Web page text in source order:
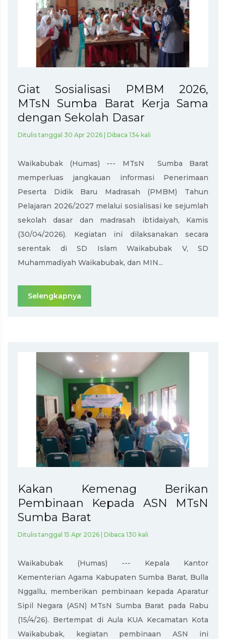
Giat Sosialisasi PMBM 2026,
MTsN Sumba Barat Kerja Sama
dengan Sekolah Dasar
Ditulis tanggal 30 Apr 2026 | Dibaca 134 kali
Waikabubak (Humas) --- MTsN Sumba Barat
memperluas jangkauan informasi Penerimaan
Peserta Didik Baru Madrasah (PMBM) Tahun
Pelajaran 2026/2027 melalui sosialisasi ke sejumlah
sekolah dasar dan madrasah ibtidaiyah, Kamis
(30/04/2026). Kegiatan ini dilaksanakan secara
serentak di SD Islam Waikabubak V, SD
Muhammadiyah Waikabubak, dan MIN...
Selengkapnya
Kakan Kemenag Berikan
Pembinaan Kepada ASN MTsN
Sumba Barat
Ditulis tanggal 15 Apr 2026 | Dibaca 130 kali
Waikabubak (Humas) --- Kepala Kantor
Kementerian Agama Kabupaten Sumba Barat, Bulla
Nggallu, memberikan pembinaan kepada Aparatur
Sipil Negara (ASN) MTsN Sumba Barat pada Rabu
(15/4/26). Bertempat di Aula KUA Kecamatan Kota
Waikabubak, kegiatan pembinaan ASN ini